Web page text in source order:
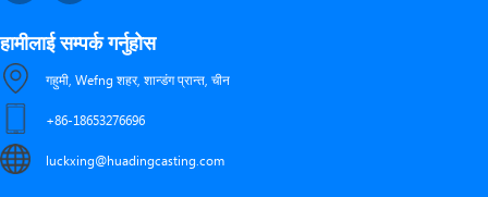
हामीलाई सम्पर्क गर्नुहोस
गहुमी, Wefng शहर, शान्डंग प्रान्त, चीन
+86-18653276696
luckxing@huadingcasting.com